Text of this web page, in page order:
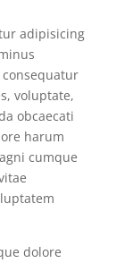
adipisicing
voluptate,
obcaecati
harum
cumque
dolore